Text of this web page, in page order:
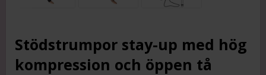
Stödstrumpor stay-up med hög
kompression och öppen tå